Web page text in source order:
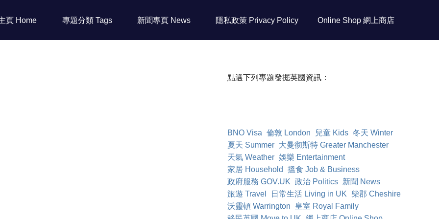
頁 Home 專題分類 Tags 新聞專頁 News 隱私政策 Privacy Policy Online Shop 網上商店
點選下列專題發掘英國資訊：
BNO Visa 倫敦 London 兒童 Kids 冬天 Winter
夏天 Summer 大曼彻斯特 Greater Manchester
天氣 Weather 娛樂 Entertainment
家居 Household
搵食 Job & Business
政府服務 GOV.UK 政治 Politics 新聞 News
旅遊 Travel
日常生活 Living in UK
柴郡 Cheshire
沃靈頓 Warrington
皇室 Royal Family